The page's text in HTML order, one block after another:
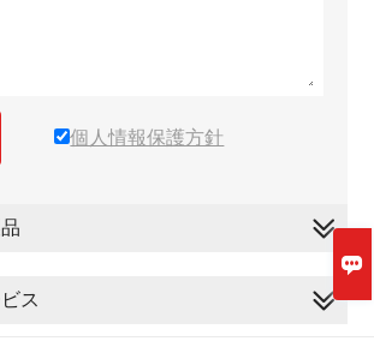

個人情報保護方針
ス